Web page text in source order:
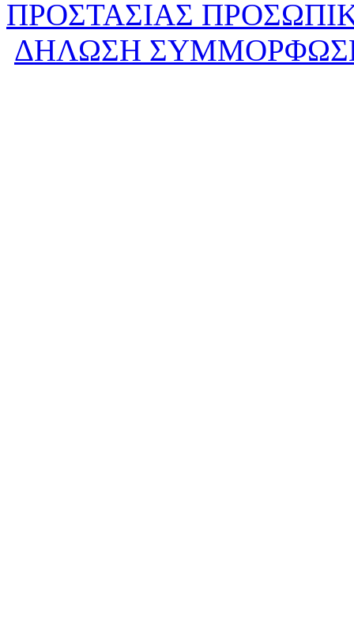
ΠΡΟΣΤΑΣΙΑΣ
ΔΗΛΩΣΗ